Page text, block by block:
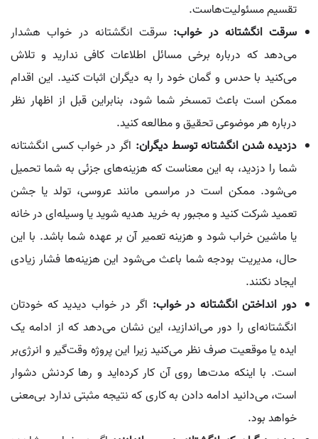
تقسیم مسئولیت‌هاست.
سرقت انگشتانه در خواب: سرقت انگشتانه در خواب هشدار
می‌دهد که درباره برخی مسائل اطلاعات کافی ندارید و تلاش
می‌کنید با حدس و گمان خود را به دیگران اثبات کنید. این اقدام
ممکن است باعث تمسخر شما شود، بنابراین قبل از اظهار نظر
درباره هر موضوعی تحقیق و مطالعه کنید.
دزدیده شدن انگشتانه توسط دیگران: اگر در خواب کسی انگشتانه
شما را دزدید، به این معناست که هزینه‌های جزئی به شما تحمیل
می‌شود. ممکن است در مراسمی مانند عروسی، تولد یا جشن
تعمید شرکت کنید و مجبور به خرید هدیه شوید یا وسیله‌ای در خانه
یا ماشین خراب شود و هزینه تعمیر آن بر عهده شما باشد. با این
حال، مدیریت بودجه شما باعث می‌شود این هزینه‌ها فشار زیادی
ایجاد نکنند.
دور انداختن انگشتانه در خواب: اگر در خواب دیدید که خودتان
انگشتانه‌ای را دور می‌اندازید، این نشان می‌دهد که از ادامه یک
ایده یا موقعیت صرف نظر می‌کنید زیرا این پروژه وقت‌گیر و انرژی‌بر
است. با اینکه مدت‌ها روی آن کار کرده‌اید و رها کردنش دشوار
است، می‌دانید ادامه دادن به کاری که نتیجه مثبتی ندارد بی‌معنی
خواهد بود.